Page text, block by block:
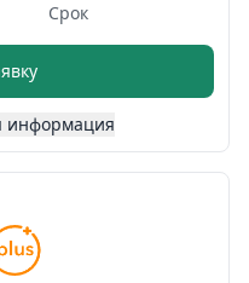
Срок
информация